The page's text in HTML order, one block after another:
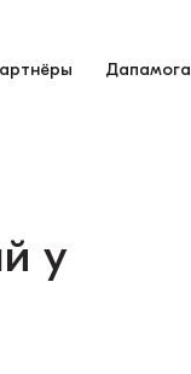
Дапамога
у